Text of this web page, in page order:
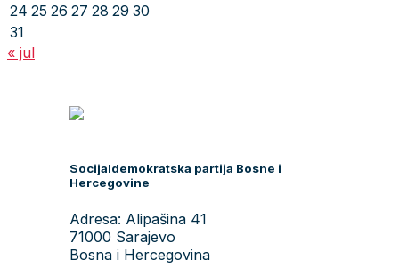
24 25 26 27 28 29 30
31
« jul
Socijaldemokratska partija Bosne i
Hercegovine
Adresa: Alipašina 41
71000 Sarajevo
Bosna i Hercegovina